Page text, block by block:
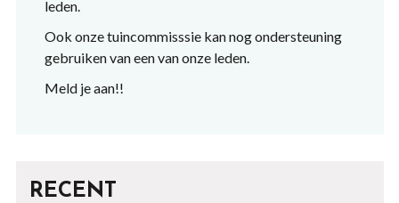
leden.
Ook onze tuincommisssie kan nog ondersteuning
gebruiken van een van onze leden.
Meld je aan!!
RECENT